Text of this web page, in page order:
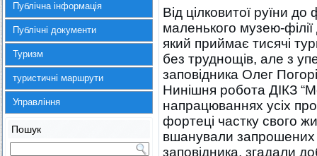
Публічна інформація
Публічні документи
Туризм
туристичні маршрути
Управління
Пошук
Від цілковитої руїни
маленького музею-філії
який приймає тисячі
без труднощів, але з
заповідника Олег
Нинішня робота ДІКЗ
напрацюваннях усіх
фортеці частку свого
вшанували запрошених
заповідника, згадали